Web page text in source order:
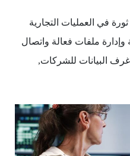
في العمليات التجارية
ملفات فعالة واتصال
البيانات للشركات,